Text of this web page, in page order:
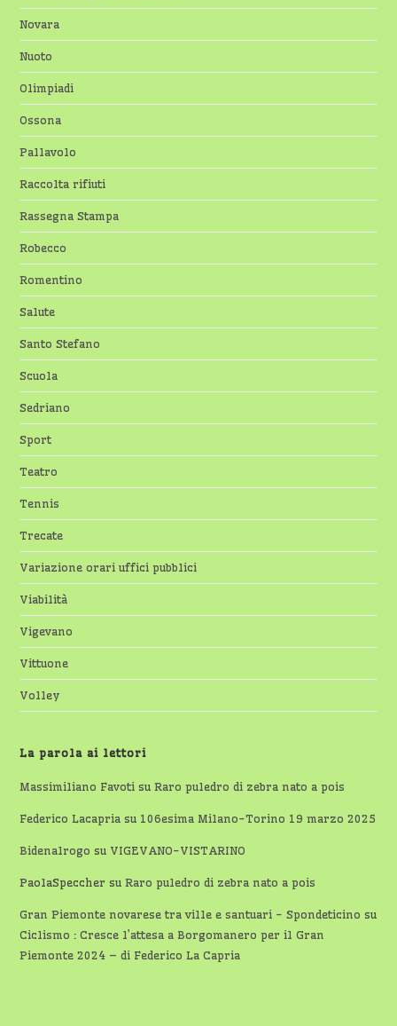
Novara
Nuoto
Olimpiadi
Ossona
Pallavolo
Raccolta rifiuti
Rassegna Stampa
Robecco
Romentino
Salute
Santo Stefano
Scuola
Sedriano
Sport
Teatro
Tennis
Trecate
Variazione orari uffici pubblici
Viabilità
Vigevano
Vittuone
Volley
La parola ai lettori
Massimiliano Favoti suRaro puledro di zebra nato a pois
Federico Lacapria su 106esima Milano-Torino 19 marzo 2025
Bidenalrogo su VIGEVANO-VISTARINO
PaolaSpeccher suRaro puledro di zebra nato a pois
Gran Piemonte novarese tra ville e santuari - Spondeticino su
Ciclismo : Cresce l’attesa a Borgomanero per il Gran
Piemonte 2024 – di Federico La Capria